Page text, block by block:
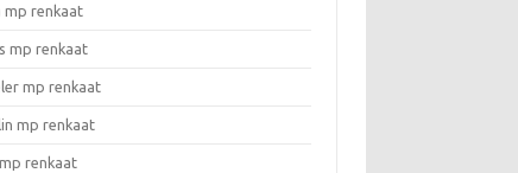
mp renkaat
mp renkaat
mp renkaat
mp renkaat
renkaat